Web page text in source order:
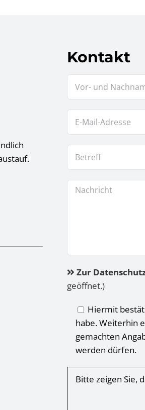
Kontakt
Zur
geöffnet.)
Hiermit
habe. Weiterhin
gemachten
werden dürfen.
Bitte zeigen Sie,